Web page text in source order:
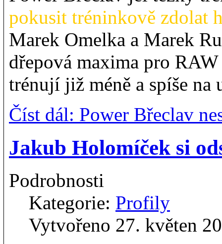
pokusit tréninkově zdolat
Marek Omelka a Marek
dřepová maxima pro
trénují již méně a spíše na
Číst dál: Power Břeclav
Jakub Holomíček si
Podrobnosti
Kategorie: Profily
Vytvořeno 27. květen